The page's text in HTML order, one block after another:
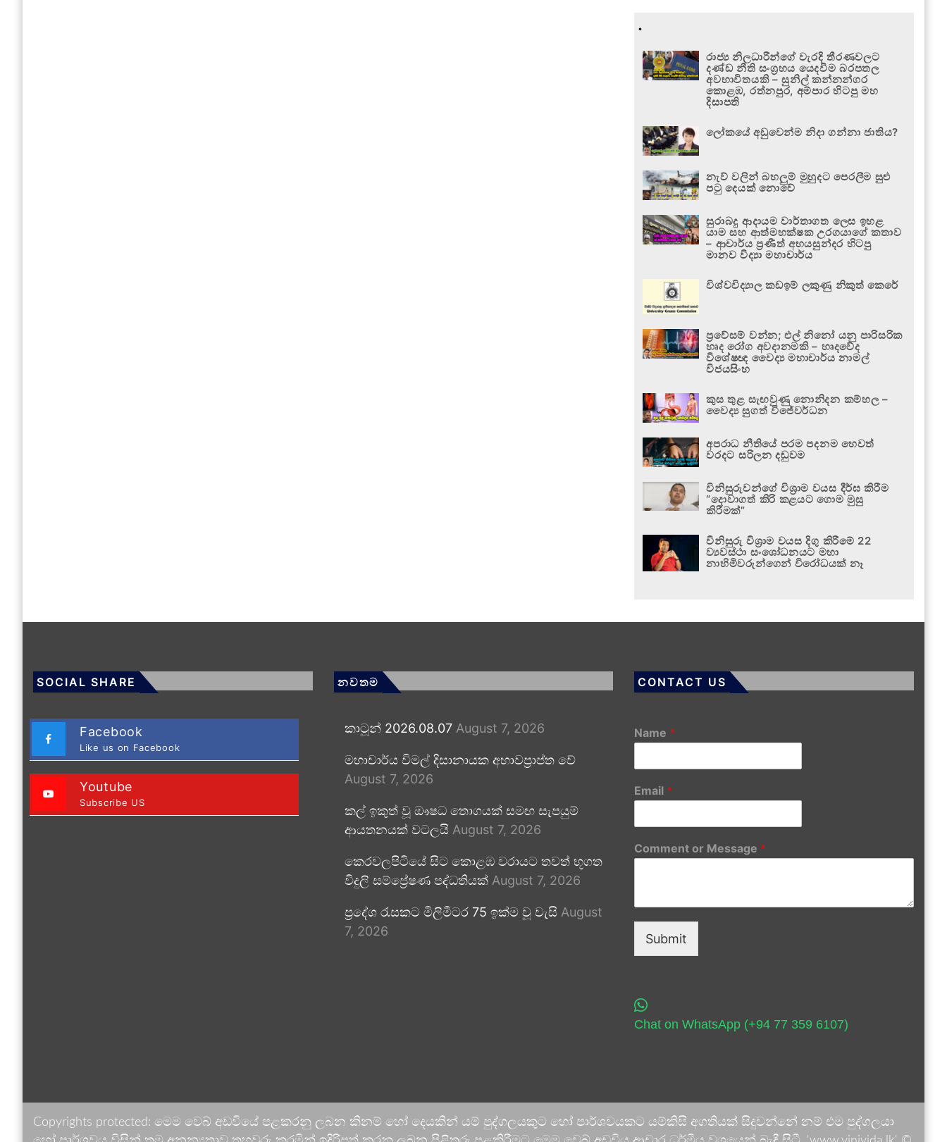
.
රාජ්‍ය නිලධාරීන්ගේ වැරදි තීරණවලට
දණ්ඩ නීති සංග්‍රහය යෙදවීම බරපතල
අවභාවිතයකි – සුනිල් කන්නන්ගර
කොළඹ, රත්නපුර, අම්පාර හිටපු මහ
දිසාපති
ලෝකයේ අඩුවෙන්ම නිදා ගන්නා ජාතිය?
නැව් වලින් බහලුම් මුහුදට පෙරලීම සුළු
පටු දෙයක් නොවේ
සුරාබදු ආදායම වාර්තාගත ලෙස ඉහළ
යාම සහ ආත්මභක්ෂක උරගයාගේ කතාව
– ආචාර්ය ප්‍රණීත් අභයසුන්දර හිටපු
මානව විද්‍යා මහාචාර්ය
විශ්වවිද්‍යාල කඩඉම් ලකුණු නිකුත් කෙරේ
ප්‍රවේසම් වන්න; එල් නිනෝ යනු පාරිසරික
හෘද රෝග අවදානමකි – හෘදවේද
විශේෂඥ වෛද්‍ය මහාචාර්ය නාමල්
විජයසිංහ
කුස තුළ සැඟවුණු නොනිදන කම්හල –
වෛද්‍ය සුගත් විජේවර්ධන
අපරාධ නීතියේ පරම පදනම හෙවත්
වරදට සරිලන දඬුවම
විනිසුරුවන්ගේ විශ්‍රාම වයස දීර්ඝ කිරීම
“දොවාගත් කිරි කළයට ගොම මුසු
කිරීමක්”
විනිසුරු විශ්‍රාම වයස දිගු කිරීමේ 22
ව්‍යවස්ථා සංශෝධනයට මහා
නාහිමිවරුන්ගෙන් විරෝධයක් නෑ
SOCIAL SHARE
Facebook
Like us on Facebook
Youtube
Subscribe US
නවතම
කාටූන් 2026.08.07 August 7, 2026
මහාචාර්ය විමල් දිසානායක අභාවප්‍රාප්ත වේ
August 7, 2026
කල් ඉකුත් වූ ඖෂධ තොගයක් සමඟ සැපයුම්
ආයතනයක් වටලයි August 7, 2026
කෙරවලපිටියේ සිට කොළඹ වරායට තවත් භූගත
විදුලි සම්ප්‍රේෂණ පද්ධතියක් August 7, 2026
ප්‍රදේශ රැසකට මිලිමීටර 75 ඉක්ම වූ වැසි August
7, 2026
CONTACT US
Name *
Email *
Comment or Message *
Submit
Chat on WhatsApp (+94 77 359 6107)
Copyrights protected: මෙම වෙබ් අඩවියේ පළකරනු ලබන කිනම් හෝ දෙයකින් යම් පුද්ගලයකුට හෝ පාර්ශවයකට යම්කිසි අගතියක් සිදුවන්නේ නම් එම පුද්ගලයා